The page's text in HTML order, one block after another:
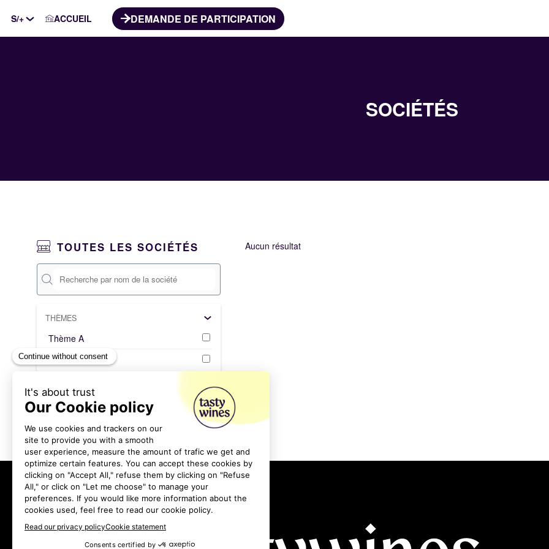
S/+ ACCUEIL DEMANDE DE PARTICIPATION
SOCIÉTÉS
TOUTES LES SOCIÉTÉS
THÈMES
Thème A
Thème B
Effacer tous les filtres
Aucun résultat